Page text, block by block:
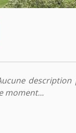
moment...